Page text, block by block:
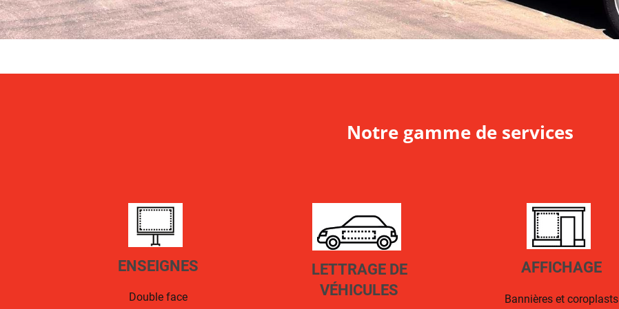
Notre gamme de services
ENSEIGNES
Double face
LETTRAGE DE
VÉHICULES
AFFICHAGE
Bannières et coroplasts